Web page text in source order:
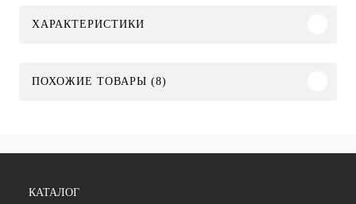
ХАРАКТЕРИСТИКИ
ПОХОЖИЕ ТОВАРЫ (8)
КАТАЛОГ